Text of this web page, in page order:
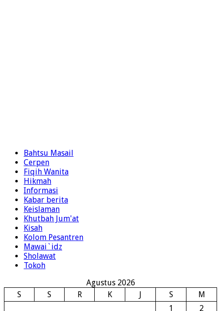
Bahtsu Masail
Cerpen
Fiqih Wanita
Hikmah
Informasi
Kabar berita
Keislaman
Khutbah Jum'at
Kisah
Kolom Pesantren
Mawai`idz
Sholawat
Tokoh
Agustus 2026
S
S R K S
M
1
2